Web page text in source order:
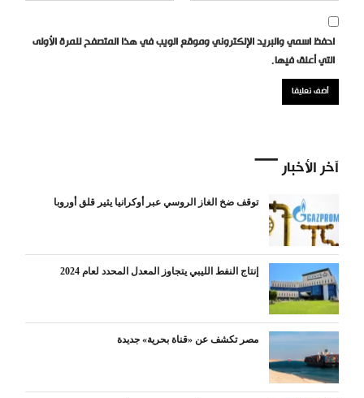
احفظ اسمي والبريد الإلكتروني وموقع الويب في هذا المتصفح للمرة الأولى
التي أعلق فيها.
آخر الأخبار
توقف ضخ الغاز الروسي عبر أوكرانيا يثير قلق أوروبا
إنتاج النفط الليبي يتجاوز المعدل المحدد لعام 2024
مصر تكشف عن «قناة بحرية» جديدة